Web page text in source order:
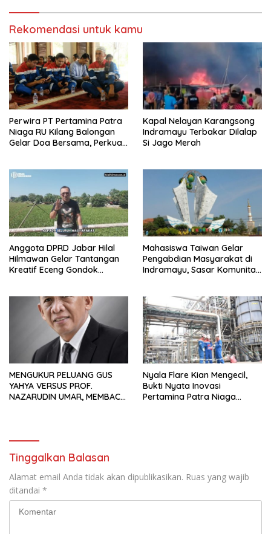
Rekomendasi untuk kamu
Perwira PT Pertamina Patra
Niaga RU Kilang Balongan
Gelar Doa Bersama, Perkuat
Kapal Nelayan Karangsong
Indramayu Terbakar Dilalap
Si Jago Merah
Anggota DPRD Jabar Hilal
Hilmawan Gelar Tantangan
Kreatif Eceng Gondok
Mahasiswa Taiwan Gelar
Pengabdian Masyarakat di
Indramayu, Sasar Komunitas
MENGUKUR PELUANG GUS
YAHYA VERSUS PROF.
NAZARUDIN UMAR, MEMBACA
Nyala Flare Kian Mengecil,
Bukti Nyata Inovasi
Pertamina Patra Niaga
Tinggalkan Balasan
Alamat email Anda tidak akan dipublikasikan. Ruas yang wajib
ditandai *